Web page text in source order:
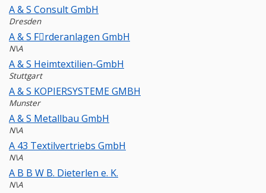
A & S Consult GmbH
Dresden
A & S Fِrderanlagen GmbH
N\A
A & S Heimtextilien-GmbH
Stuttgart
A & S KOPIERSYSTEME GMBH
Munster
A & S Metallbau GmbH
N\A
A 43 Textilvertriebs GmbH
N\A
A B B W B. Dieterlen e. K.
N\A